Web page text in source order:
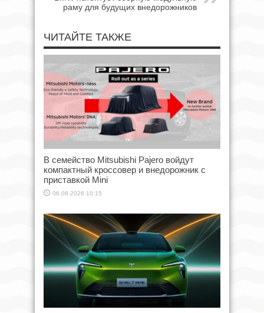
раму для будущих внедорожников
ЧИТАЙТЕ ТАКЖЕ
В семейство Mitsubishi Pajero войдут
компактный кроссовер и внедорожник с
приставкой Mini
06.08.2026 10:15